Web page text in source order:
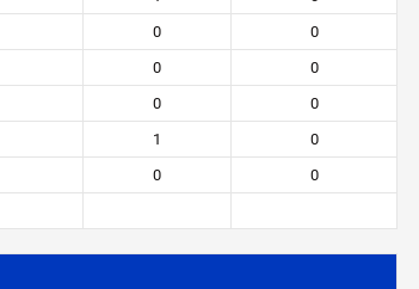
0
0
0
0
0
0
1
0
0
0